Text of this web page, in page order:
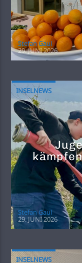
Stefan Gaul
29. JUNI 2026
INSELNEWS
Stefan Gaul
29. JUNI 2026
INSELNEWS